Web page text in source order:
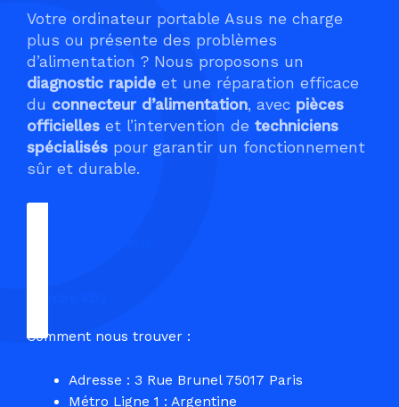
Votre ordinateur portable Asus ne charge
plus ou présente des problèmes
d’alimentation ? Nous proposons un
diagnostic rapide et une réparation efficace
du connecteur d’alimentation, avec pièces
officielles et l’intervention de techniciens
spécialisés pour garantir un fonctionnement
sûr et durable.
Comment nous trouver :
Adresse : 3 Rue Brunel 75017 Paris
Métro Ligne 1 : Argentine